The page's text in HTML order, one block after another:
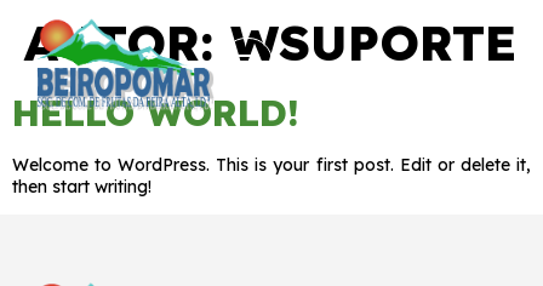
AUTOR: WSUPORTE
HELLO WORLD!
Welcome to WordPress. This is your first post. Edit or delete it,
then start writing!